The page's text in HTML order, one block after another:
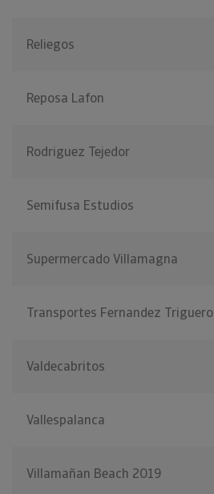
Reliegos
Reposa Lafon
Rodriguez Tejedor
Semifusa Estudios
Supermercado Villamagna
Transportes Fernandez Triguero
Valdecabritos
Vallespalanca
Villamañan Beach 2019